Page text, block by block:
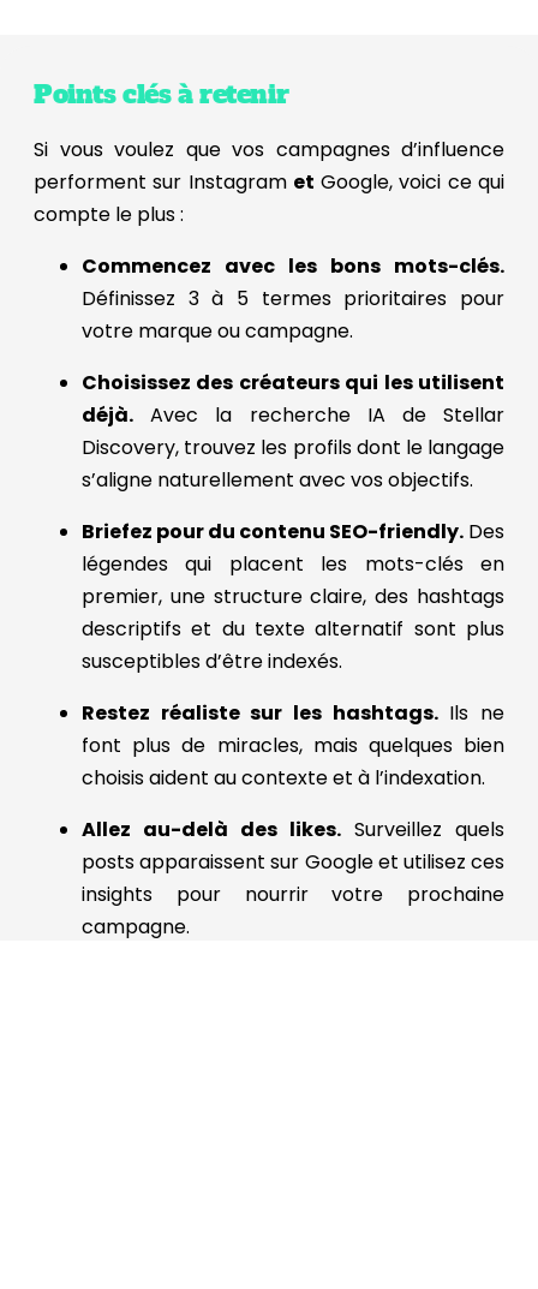
Points clés à retenir
Si vous voulez que vos campagnes d’influence
performent sur Instagram et Google, voici ce qui
compte le plus :
Commencez avec les bons mots-clés.
Définissez 3 à 5 termes prioritaires pour
votre marque ou campagne.
Choisissez des créateurs qui les utilisent
déjà. Avec la recherche IA de Stellar
Discovery, trouvez les profils dont le langage
s’aligne naturellement avec vos objectifs.
Briefez pour du contenu SEO-friendly. Des
légendes qui placent les mots-clés en
premier, une structure claire, des hashtags
descriptifs et du texte alternatif sont plus
susceptibles d’être indexés.
Restez réaliste sur les hashtags.Ils ne
font plus de miracles, mais quelques bien
choisis aident au contexte et à l’indexation.
Allez au-delà des likes. Surveillez quels
posts apparaissent sur Google et utilisez ces
insights pour nourrir votre prochaine
campagne.